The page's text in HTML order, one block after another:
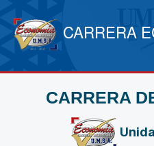
CARRERA
CARRERA